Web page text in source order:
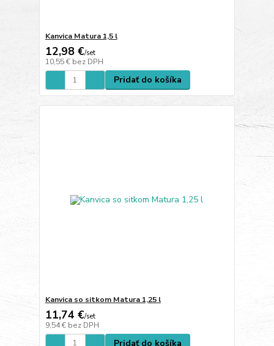
Kanvica Matura 1,5 l
12,98 €/set
10,55 € bez DPH
Pridať do košíka
Kanvica so sitkom Matura 1,25 l
11,74 €/set
9,54 € bez DPH
Pridať do košíka